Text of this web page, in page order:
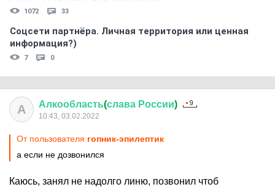
1072 33
Соцсети партнёра. Личная территория или ценная
информация?)
7 0
А Алкообласть(слава России)
10:43, 03.02.2022
От пользователя гопник-эпилептик
а если не дозвонился
Каюсь, занял не надолго линю, позвонил чтоб